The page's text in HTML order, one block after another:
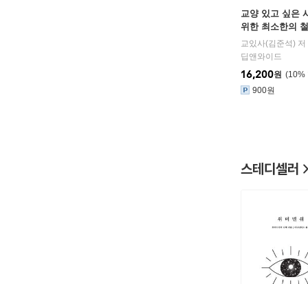
교양 있고 싶은
위한 최소한의
교있사(김준석) 저
딥앤와이드
10%
16,200원
900원
스테디셀러